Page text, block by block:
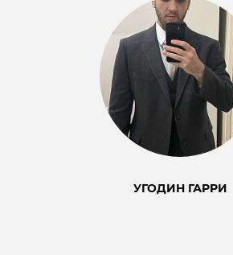
УГОДИН ГАРРИ